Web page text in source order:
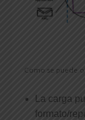
Como se puede
La carga
formato/